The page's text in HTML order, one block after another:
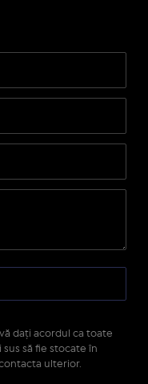
daţi acordul ca toate
să fie stocate în
ulterior.